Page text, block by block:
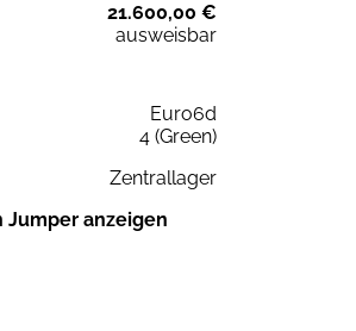
21.600,00 €
ausweisbar
Euro6d
4 (Green)
Zentrallager
Jumper anzeigen